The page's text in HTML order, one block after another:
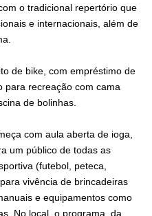
o tradicional repertório que
e internacionais, além de
de bike, com empréstimo de
para recreação com cama
de bolinhas.
com aula aberta de ioga,
um público de todas as
(futebol, peteca,
vivência de brincadeiras
e equipamentos como
No local, o programa, da